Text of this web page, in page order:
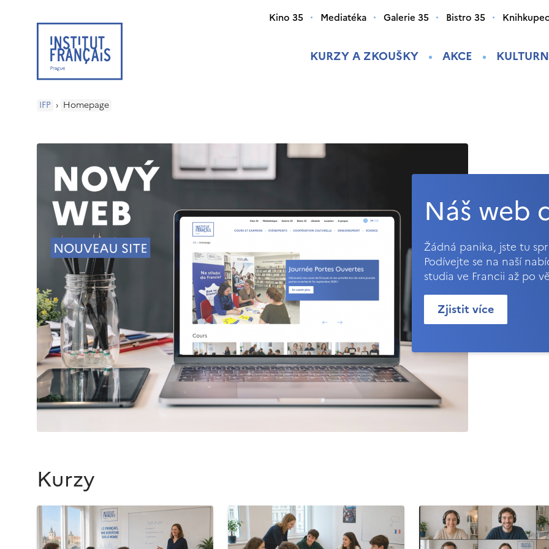
KURZY A ZKOUŠKY AKCE
Kino 35 Mediatéka Galerie 35 Bistro 35
IFP › Homepage
Náš web
Žádná panika, jste tu
Podívejte se na naší
studia ve Francii až po
Zjistit více
Kurzy